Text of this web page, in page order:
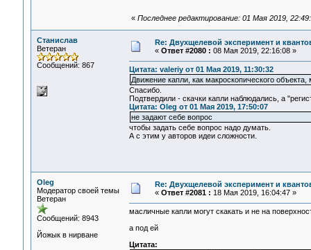
« Последнее редактирование: 01 Мая 2019,
Станислав
Ветеран
Сообщений: 867
Re: Двухщелевой эксперимент и
« Ответ #2080 : 08 Мая 2019, 22:16:08 »
Цитата: valeriy от 01 Мая 2019, 11:30:32
Движение капли, как макроскопического
Спасибо.
Подтвердили - скачки капли наблюдались, а
Цитата: Oleg от 01 Мая 2019, 17:50:07
не задают себе вопрос
чтобы задать себе вопрос надо думать.
А с этим у авторов идеи сложности.
Oleg
Модератор своей темы
Ветеран
Сообщений: 8943
Йожык в нирване
Re: Двухщелевой эксперимент и
« Ответ #2081 : 18 Мая 2019, 16:04:47 »
масличные капли могут скакать и не на
а под ей
Цитата: